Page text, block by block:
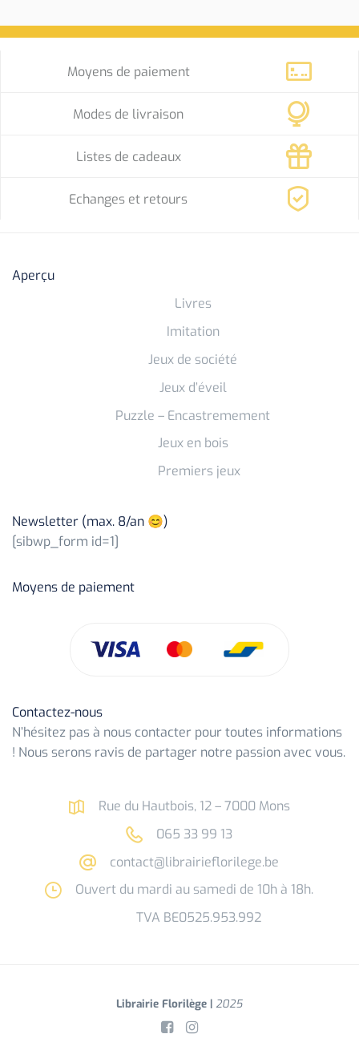
Moyens de paiement
Modes de livraison
Listes de cadeaux
Echanges et retours
Aperçu
Livres
Imitation
Jeux de société
Jeux d’éveil
Puzzle – Encastremement
Jeux en bois
Premiers jeux
Newsletter (max. 8/an 😊)
[sibwp_form id=1]
Moyens de paiement
Contactez-nous
N’hésitez pas à nous contacter pour toutes informations
! Nous serons ravis de partager notre passion avec vous.
Rue du Hautbois, 12 – 7000 Mons
065 33 99 13
contact@librairieflorilege.be
Ouvert du mardi au samedi de 10h à 18h.
TVA BE0525.953.992
Librairie Florilège | 2025